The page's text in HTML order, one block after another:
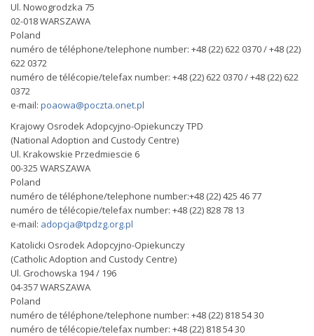
Ul. Nowogrodzka 75
02-018 WARSZAWA
Poland
numéro de téléphone/telephone number: +48 (22) 622 0370 / +48 (22)
622 0372
numéro de télécopie/telefax number: +48 (22) 622 0370 / +48 (22) 622
0372
e-mail: poaowa@poczta.onet.pl
Krajowy Osrodek Adopcyjno-Opiekunczy TPD
(National Adoption and Custody Centre)
Ul. Krakowskie Przedmiescie 6
00-325 WARSZAWA
Poland
numéro de téléphone/telephone number:+48 (22) 425 46 77
numéro de télécopie/telefax number: +48 (22) 828 78 13
e-mail: adopcja@tpdzg.org.pl
Katolicki Osrodek Adopcyjno-Opiekunczy
(Catholic Adoption and Custody Centre)
Ul. Grochowska 194 / 196
04-357 WARSZAWA
Poland
numéro de téléphone/telephone number: +48 (22) 818 54 30
numéro de télécopie/telefax number: +48 (22) 818 54 30